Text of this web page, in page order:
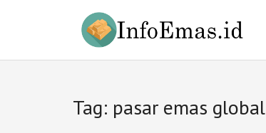
Tag: pasar emas global